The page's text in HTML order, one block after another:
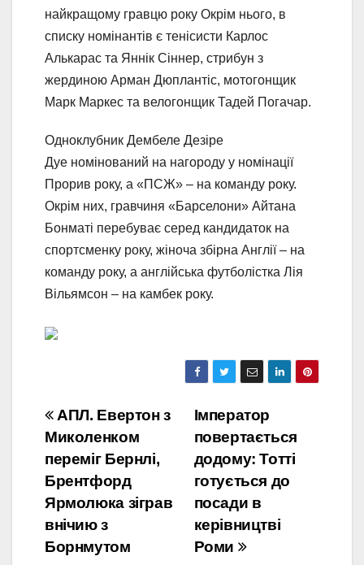
найкращому гравцю року Окрім нього, в
списку номінантів є тенісисти Карлос
Алькарас та Яннік Сіннер, стрибун з
жердиною Арман Дюплантіс, мотогонщик
Марк Маркес та велогонщик Тадей Погачар.
Одноклубник Дембеле Дезіре
Дуе номінований на нагороду у номінації
Прорив року, а «ПСЖ» – на команду року.
Окрім них, гравчиня «Барселони» Айтана
Бонматі перебуває серед кандидаток на
спортсменку року, жіноча збірна Англії – на
команду року, а англійська футболістка Лія
Вільямсон – на камбек року.
Навігація
записів
Імператор
повертається
додому: Тотті
готується до
посади в
керівництві
Роми
АПЛ. Евертон з
Миколенком
переміг Бернлі,
Брентфорд
Ярмолюка зіграв
внічию з
Борнмутом